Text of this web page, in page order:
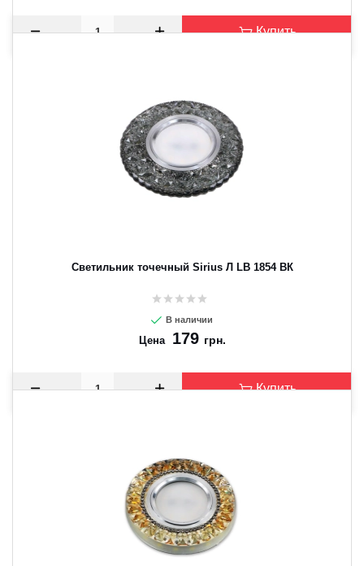
Купить
Светильник точечный Sirius Л LB 1854 ВК
В наличии
Цена 179 грн.
Купить